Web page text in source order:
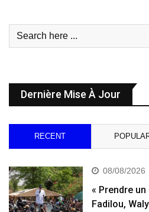
Dernière Mise À Jour
RECENT
08/08/2026
« Prendre
Fadilou,